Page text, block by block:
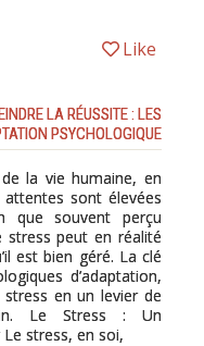
Like
LA RÉUSSITE : LES
PSYCHOLOGIQUE
la vie humaine, en
sont élevées
que souvent perçu
peut en réalité
est bien géré. La clé
d’adaptation,
en un levier de
Le Stress : Un
stress, en soi,